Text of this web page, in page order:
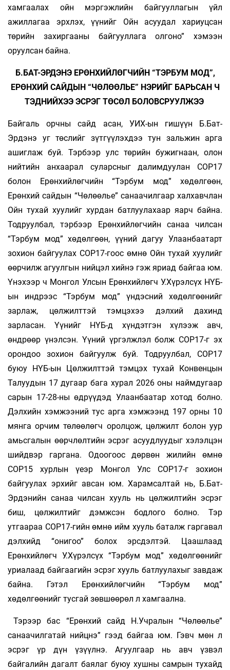
хамгаалах ойн мэргэжлийн байгууллагын үйл
ажиллагаа эрхлэх, үүнийг Ойн асуудал хариуцсан
төрийн захиргааны байгууллага олгоно” хэмээн
оруулсан байна.
Б.БАТ-ЭРДЭНЭ ЕРӨНХИЙЛӨГЧИЙН “ТЭРБУМ МОД”,
ЕРӨНХИЙ САЙДЫН “ЧӨЛӨӨЛЬЕ” НЭРИЙГ БАРЬСАН Ч
ТЭДНИЙХЭЭ ЭСРЭГ ТӨСӨЛ БОЛОВСРУУЛЖЭЭ
Байгаль орчны сайд асан, УИХ-ын гишүүн Б.Бат-
Эрдэнэ уг төслийг зүтгүүлэхдээ тун зальжин арга
ашиглаж буй. Тэрбээр улс төрийн бужигнаан, олон
нийтийн анхаарал суларсныг далимдуулан COP17
болон Ерөнхийлөгчийн “Тэрбум мод” хөдөлгөөн,
Ерөнхий сайдын “Чөлөөлье” санаачилгаар халхавчлан
Ойн тухай хуулийг хурдан батлуулахаар яарч байна.
Тодруулбал, тэрбээр Ерөнхийлөгчийн санаа­ чилсан
“Тэрбум мод” хөдөлгөөн, үүний дагуу Улаанбаатарт
зохион байгуулах COP17-гоос өмнө Ойн тухай хуулийг
өөрчилж агуулгын нийцэл хийнэ гэж яриад байгаа юм.
Үнэхээр ч Монгол Улсын Ерөнхийлөгч У.Хүрэлсүх НҮБ-
ын индрээс “Тэрбум мод” үндэсний хөдөлгөөнийг
зарлаж, цөлжилттэй тэмцэхээ дэлхий дахинд
зарласан. Үүнийг НҮБ-д хүндэтгэн хүлээж авч,
өндрөөр үнэлсэн. Үүний үргэлжлэл болж COP17-г эх
орондоо зохион байгуулж буй. Тодруулбал, COP17
буюу НҮБ-ын Цөлжилттэй тэмцэх тухай Конвенцын
Талуудын 17 дугаар бага хурал 2026 оны наймдугаар
сарын 17-28-ны өдрүүдэд Улаанбаатар хотод болно.
Дэлхийн хэмжээний тус арга хэмжээнд 197 орны 10
мянга орчим төлөөлөгч оролцож, цөлжилт болон уур
амьсгалын өөрчлөлтийн эсрэг асуудлуудыг хэлэлцэн
шийдвэр гаргана. Одоогоос дөрвөн жилийн өмнө
COP15 хурлын үеэр Монгол Улс COP17-г зохион
байгуулах эрхийг авсан юм. Харамсалтай нь, Б.Бат-
Эрдэнийн санаа­ чилсан хууль нь цөлжилтийн эсрэг
биш, цөлжилтийг дэмжсэн бодлого болно. Тэр
утгаараа COP17-гийн өмнө ийм хууль баталж гаргавал
дэлхийд “онигоо” болох эрсдэлтэй. Цаашлаад
Ерөнхийлөгч У.Хүрэлсүх “Тэрбум мод” хөдөлгөөнийг
уриалаад байгаагийн эсрэг хууль батлуулахыг завдаж
байна. Гэтэл Ерөнхийлөгчийн “Тэрбум мод”
хөдөлгөөнийг тусгай зөвшөөрөл л хамгаална.
Тэрээр бас “Ерөнхий сайд Н.Учралын “Чөлөөлье”
санаачилгатай нийцнэ” гээд байгаа юм. Гэвч мөн л
эсрэг үр дүн үзүүлнэ. Агуулгаар нь авч үзвэл
байгалийн дагалт баялаг буюу хушны самрын тухайд